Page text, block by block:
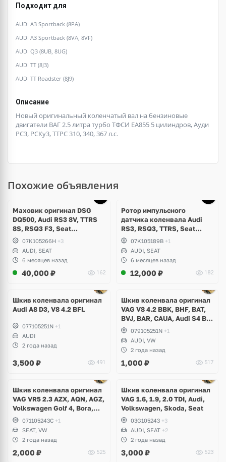
Подходит для
AUDI A3 Sportback (8PA)
AUDI A3 Sportback (8VA, 8VF)
AUDI Q3 (8UB, 8UG)
AUDI TT (8J3)
AUDI TT Roadster (8J9)
Описание
Новый оригинальный коленчатый вал на бензиновые
двигатели ВАГ 2.5 литра турбо ТФСИ ЕА855 5 цилиндров, Ауди
РС3, РСКу3, ТТРС 310, 340, 367 л.с.
Похожие объявления
Маховик оригинал DSG
DQ500, Audi RS3 8V, TTRS
8S, RSQ3 F3, Seat
Formentor Cupra 2.5 TFSI
Evo, DAZA, DNWA, DNWB
07K105266H +3
AUDI, SEAT
6 месяцев назад
40,000 ₽ 162
Ротор импульсного
датчика коленвала Audi
RS3, RSQ3, TTRS, Seat
Formentor Cupra, 2.5 TFSI
CEPA, CTSA, CZGA, CZGB,
DAZA, DNWA, DNWB
07K105189B +1
AUDI, SEAT
6 месяцев назад
12,000 ₽ 182
Шкив коленвала оригинал
Audi A8 D3, V8 4.2 BFL
077105251N +1
AUDI
2 года назад
3,500 ₽ 491
Шкив коленвала оригинал
VAG V8 4.2 BBK, BHF, BAT,
BVJ, BAR, CAUA, Audi S4 B7,
S5, S6 C6, A6 Allroad, A8 D3,
D4, Q7, Volkswagen Touareg
GP
079105251N +1
AUDI, VW
2 года назад
1,000 ₽ 517
Шкив коленвала оригинал
VAG VR5 2.3 AZX, AQN, AGZ,
Volkswagen Golf 4, Bora,
Passat B5, B5+, Beetle, Seat
Leon, Toledo
071105243С +1
SEAT, VW
2 года назад
2,000 ₽ 525
Шкив коленвала оригинал
VAG 1.6, 1.9, 2.0 TDI, Audi,
Volkswagen, Skoda, Seat
03G105243 +3
AUDI, SEAT +2
2 года назад
3,000 ₽ 523